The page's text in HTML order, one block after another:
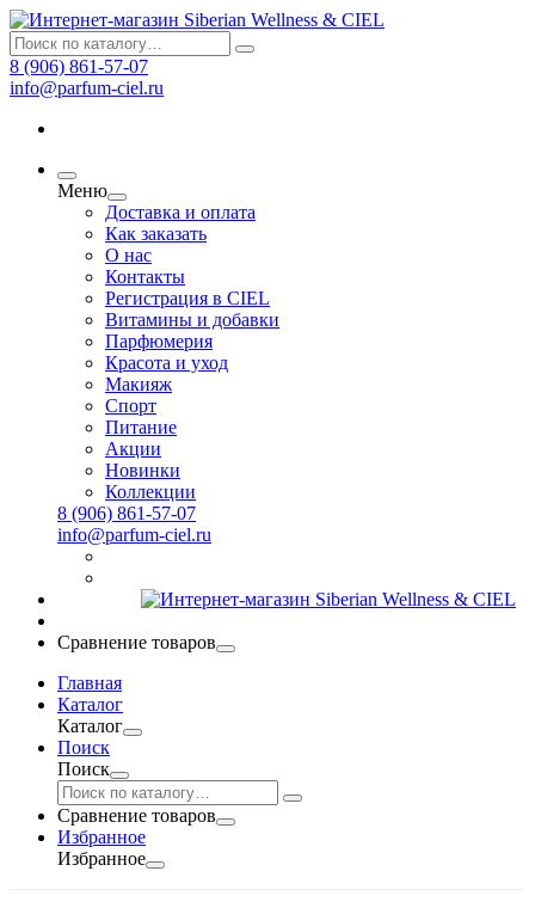
8 (906) 861-57-07
info@parfum-ciel.ru
Меню
Доставка и оплата
Как заказать
О нас
Контакты
Регистрация в CIEL
Витамины и добавки
Парфюмерия
Красота и уход
Макияж
Спорт
Питание
Акции
Новинки
Коллекции
8 (906) 861-57-07
info@parfum-ciel.ru
Сравнение товаров
Главная
Каталог
Каталог
Поиск
Поиск
Сравнение товаров
Избранное
Избранное